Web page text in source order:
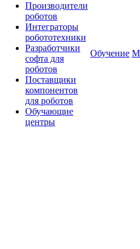
Производители
роботов
Интеграторы
робототехники
Разработчики
софта для
роботов
Поставщики
компонентов
для роботов
Обучающие
центры
Обучение